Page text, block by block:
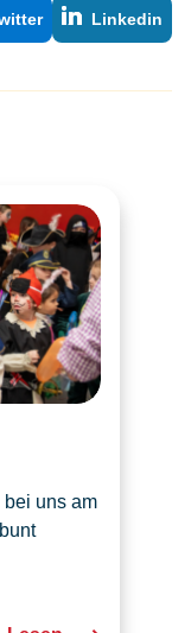
Linkedin
bei uns am